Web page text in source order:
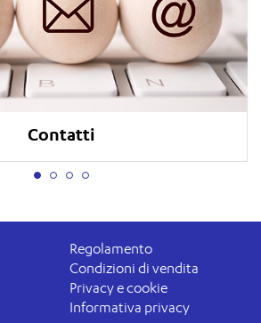
Contatti
Regolamento
Condizioni di vendita
Privacy e cookie
Informativa privacy